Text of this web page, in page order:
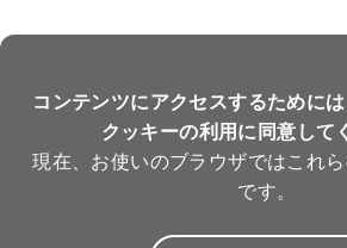
コンテンツにアクセスするために
クッキーの利用に同意して
現在、お使いのブラウザではこれ
です。